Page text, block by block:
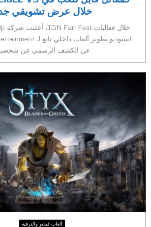
خلال عرض تشويقي
عن الكشف الرسمي عن
ألعاب فيديو والترفيه